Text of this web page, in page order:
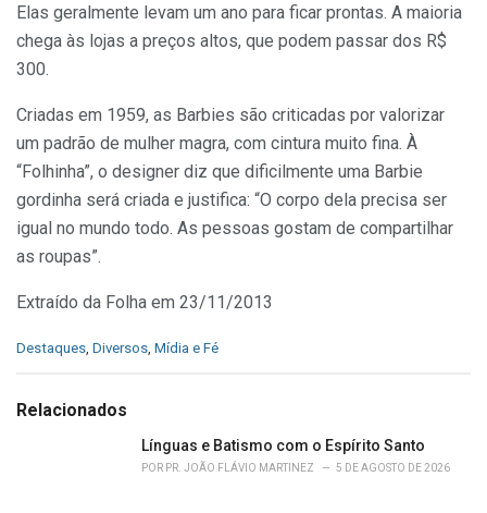
Elas geralmente levam um ano para ficar prontas. A maioria
chega às lojas a preços altos, que podem passar dos R$
300.
Criadas em 1959, as Barbies são criticadas por valorizar
um padrão de mulher magra, com cintura muito fina. À
“Folhinha”, o designer diz que dificilmente uma Barbie
gordinha será criada e justifica: “O corpo dela precisa ser
igual no mundo todo. As pessoas gostam de compartilhar
as roupas”.
Extraído da Folha em 23/11/2013
C
e
Destaques Diversos Mídia e Fé
Relacionados
Línguas e Batismo com o Espírito Santo
POR PR. JOÃO FLÁVIO MARTINEZ 5 DE AGOSTO DE 2026